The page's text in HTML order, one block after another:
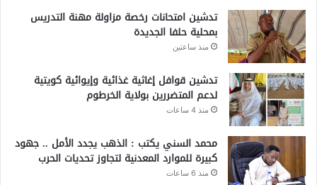
تدشين امتحانات رخصة مزاولة مهنة التدريس
بمحلية حلفا الجديدة
منذ ساعتين
تدشين قوافل إغاثية غذائية وإيوائية كويتية
لدعم المتضررين بولاية الخرطوم
منذ 4 ساعات
محمد السني يكتب : الذهب يجدد الأمل .. جهود
كبيرة للموارد المعدنية لتجاوز تحديات الحرب
منذ 6 ساعات